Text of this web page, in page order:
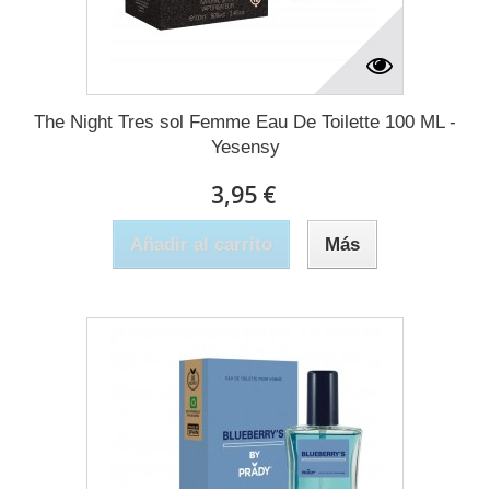
The Night Tres sol Femme Eau De Toilette 100 ML -
Yesensy
3,95 €
Añadir al carrito Más